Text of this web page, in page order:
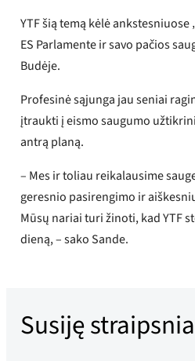
YTF šią temą kėlė
ES Parlamente ir savo pačios
Budėje.
Profesinė sąjunga jau seniai
įtraukti į eismo saugumo
antrą planą.
– Mes ir toliau reikalausime
geresnio pasirengimo ir
Mūsų nariai turi žinoti, kad YTF
dieną, – sako Sande.
Susiję